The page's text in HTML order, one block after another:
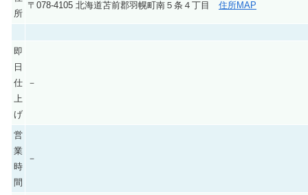
所
〒078-4105 北海道苫前郡羽幌町南５条４丁目 住所MAP
即
日
仕
上
げ
－
営
業
時
間
－